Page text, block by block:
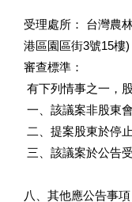
受理處所： 台灣農
港區園區街3號15樓)
審查標準：
有下列情事之一，
一、該議案非股東
二、提案股東於停
三、該議案於公告
八、其他應公告事項